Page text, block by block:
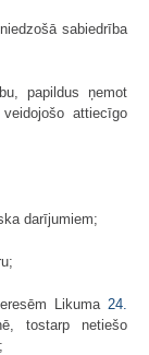
sabiedrība
papildus ņemot
attiecīgo
darījumiem;
Likuma 24.
tostarp netiešo